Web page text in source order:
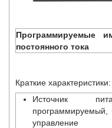
Программируемые
постоянного тока
Краткие характеристики:
Источник
программируемый,
управление